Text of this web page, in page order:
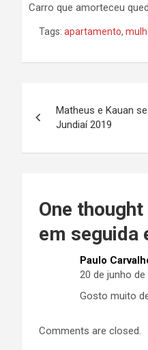
Carro que amorteceu
Tags: apartamento,
v
Matheus e Kauan
Jundiaí 2019
One thought
em seguida
Paulo
20 de junho de
Gosto muito
Comments are closed.